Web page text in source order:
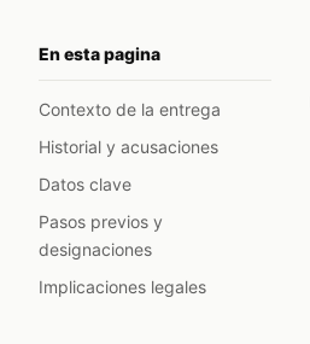
En esta pagina
Contexto de la entrega
Historial y acusaciones
Datos clave
Pasos previos y
designaciones
Implicaciones legales